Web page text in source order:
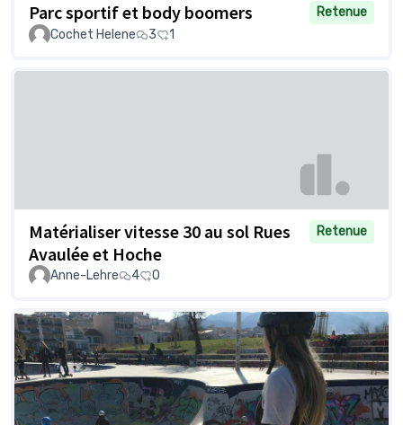
Parc sportif et body boomers
Retenue
Cochet Helene
3 1
Matérialiser vitesse 30 au sol Rues
Avaulée et Hoche
Retenue
Anne-Lehre 4 0